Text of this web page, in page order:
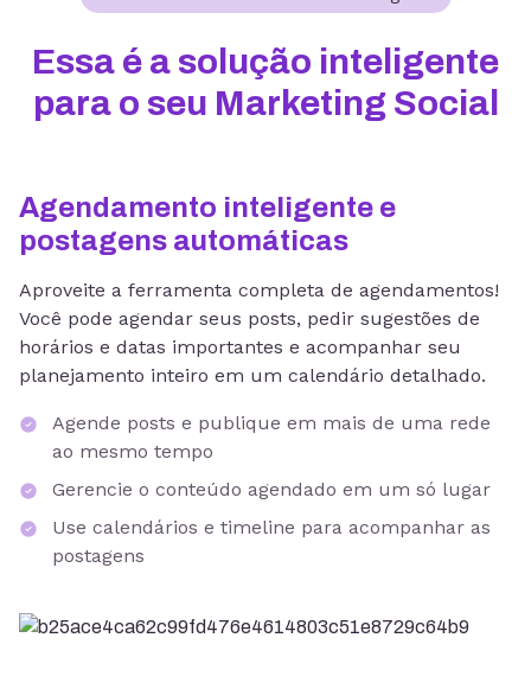
Essa é a solução inteligente
para o seu Marketing Social
Agendamento inteligente e
postagens automáticas
Aproveite a ferramenta completa de agendamentos!
Você pode agendar seus posts, pedir sugestões de
horários e datas importantes e acompanhar seu
planejamento inteiro em um calendário detalhado.
Agende posts e publique em mais de uma rede
ao mesmo tempo
Gerencie o conteúdo agendado em um só lugar
Use calendários e timeline para acompanhar as
postagens